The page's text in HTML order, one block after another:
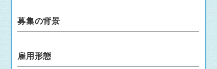
募集の背景
雇用形態